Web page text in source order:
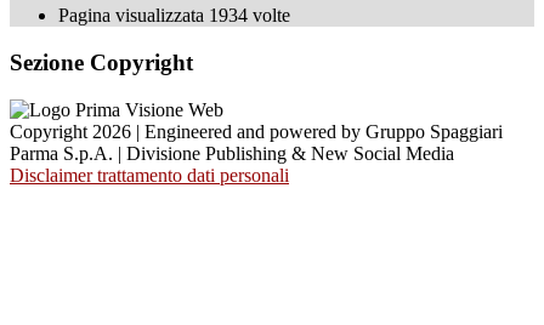
Pagina visualizzata 1934 volte
Sezione Copyright
Copyright 2026 | Engineered and powered by Gruppo Spaggiari
Parma S.p.A. | Divisione Publishing & New Social Media
Disclaimer trattamento dati personali